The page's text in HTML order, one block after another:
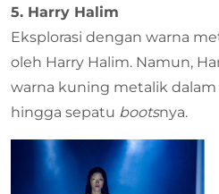
5. Harry Halim
Eksplorasi dengan warna
oleh Harry Halim. Namun,
warna kuning metalik dalam
hingga sepatu bootsnya.